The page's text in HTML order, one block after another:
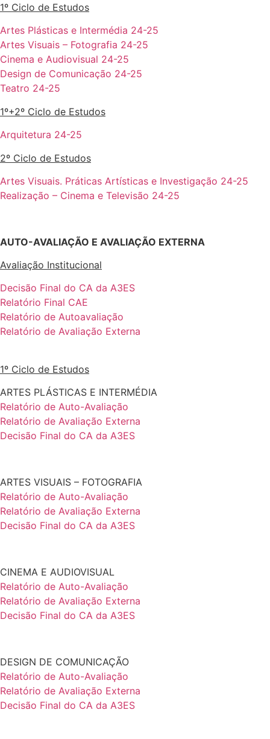
1º Ciclo de Estudos
Artes Plásticas e Intermédia 24-25
Artes Visuais – Fotografia 24-25
Cinema e Audiovisual 24-25
Design de Comunicação 24-25
Teatro 24-25
1º+2º Ciclo de Estudos
Arquitetura 24-25
2º Ciclo de Estudos
Artes Visuais. Práticas Artísticas e Investigação 24-25
Realização – Cinema e Televisão 24-25
AUTO-AVALIAÇÃO E AVALIAÇÃO EXTERNA
Avaliação Institucional
Decisão Final do CA da A3ES
Relatório Final CAE
Relatório de Autoavaliação
Relatório de Avaliação Externa
1º Ciclo de Estudos
ARTES PLÁSTICAS E INTERMÉDIA
Relatório de Auto-Avaliação
Relatório de Avaliação Externa
Decisão Final do CA da A3ES
ARTES VISUAIS – FOTOGRAFIA
Relatório de Auto-Avaliação
Relatório de Avaliação Externa
Decisão Final do CA da A3ES
CINEMA E AUDIOVISUAL
Relatório de Auto-Avaliação
Relatório de Avaliação Externa
Decisão Final do CA da A3ES
DESIGN DE COMUNICAÇÃO
Relatório de Auto-Avaliação
Relatório de Avaliação Externa
Decisão Final do CA da A3ES